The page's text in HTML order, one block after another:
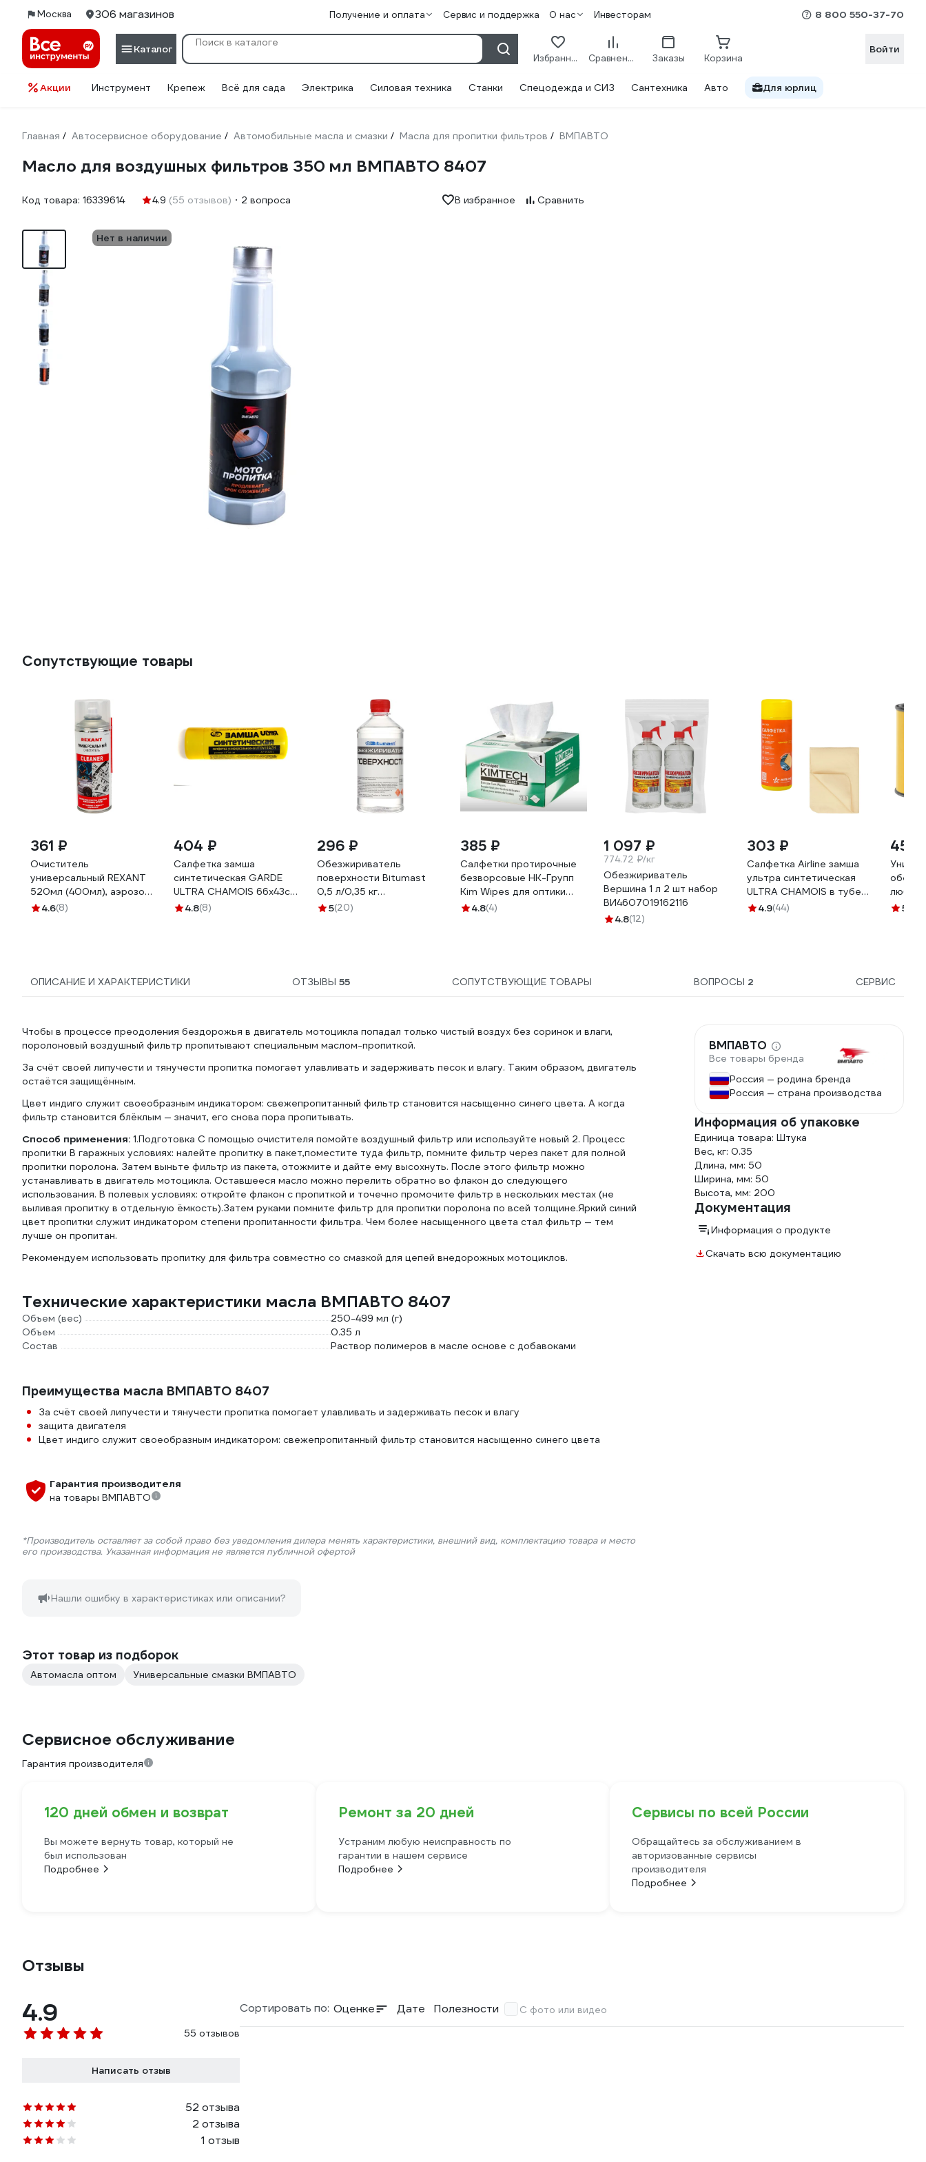
Москва 306 магазинов Получение и оплата Сервис и поддержка О нас Инвесторам 8 800 550-37-70
Каталог
Избранное Сравнение Заказы Корзина
Войти
Акции Инструмент Крепеж Всё для сада Электрика Силовая техника Станки Спецодежда и СИЗ Сантехника Авто Для юрлиц
Главная / Автосервисное оборудование / Автомобильные масла и смазки / Масла для пропитки фильтров / ВМПАВТО
Масло для воздушных фильтров 350 мл ВМПАВТО 8407
Код товара: 16339614 4.9 (55 отзывов) 2 вопроса В избранное Сравнить
Нет в наличии
Сопутствующие товары
361 ₽
Очиститель
универсальный REXANT
520мл (400мл), аэрозоль
85-0002
4.6(8)
404 ₽
Салфетка замша
синтетическая GARDE
ULTRA CHAMOIS 66x43см
в тубе UC6643
4.8(8)
296 ₽
Обезжириватель
поверхности Bitumast
0,5 л/0,35 кг
4607952901131
5(20)
385 ₽
Салфетки протирочные
безворсовые НК-Групп
Kim Wipes для оптики
(коробка 280шт) 000629
4.8(4)
1 097 ₽
774.72 ₽/кг
Обезжириватель
Вершина 1 л 2 шт набор
ВИ4607019162116
4.8(12)
303 ₽
Салфетка Airline замша
ультра синтетическая
ULTRA CHAMOIS в тубе
40х32 см AB-C-03
4.9(44)
455
любых
Elcon
5
ОПИСАНИЕ И ХАРАКТЕРИСТИКИ ОТЗЫВЫ 55 СОПУТСТВУЮЩИЕ ТОВАРЫ ВОПРОСЫ 2 СЕРВИС
Чтобы в процессе преодоления бездорожья в двигатель мотоцикла попадал только чистый воздух без соринок и влаги,
поролоновый воздушный фильтр пропитывают специальным маслом-пропиткой.
За счёт своей липучести и тянучести пропитка помогает улавливать и задерживать песок и влагу. Таким образом, двигатель
остаётся защищённым.
Цвет индиго служит своеобразным индикатором: свежепропитанный фильтр становится насыщенно синего цвета. А когда
фильтр становится блёклым — значит, его снова пора пропитывать.
Способ применения: 1.Подготовка С помощью очистителя помойте воздушный фильтр или используйте новый 2. Процесс
пропитки В гаражных условиях: налейте пропитку в пакет,поместите туда фильтр, помните фильтр через пакет для полной
пропитки поролона. Затем выньте фильтр из пакета, отожмите и дайте ему высохнуть. После этого фильтр можно
устанавливать в двигатель мотоцикла. Оставшееся масло можно перелить обратно во флакон до следующего
использования. В полевых условиях: откройте флакон с пропиткой и точечно промочите фильтр в нескольких местах (не
выливая пропитку в отдельную ёмкость).Затем руками помните фильтр для пропитки поролона по всей толщине.Яркий синий
цвет пропитки служит индикатором степени пропитанности фильтра. Чем более насыщенного цвета стал фильтр — тем
лучше он пропитан.
Рекомендуем использовать пропитку для фильтра совместно со смазкой для цепей внедорожных мотоциклов.
Технические характеристики масла ВМПАВТО 8407
Объем (вес)
250-499 мл (г)
Объем
0.35 л
Состав
Раствор полимеров в масле основе с добавоками
Преимущества масла ВМПАВТО 8407
За счёт своей липучести и тянучести пропитка помогает улавливать и задерживать песок и влагу
защита двигателя
Цвет индиго служит своеобразным индикатором: свежепропитанный фильтр становится насыщенно синего цвета
Гарантия производителя
на товары ВМПАВТО
*Производитель оставляет за собой право без уведомления дилера менять характеристики, внешний вид, комплектацию товара и место
его производства. Указанная информация не является публичной офертой
Нашли ошибку в характеристиках или описании?
ВМПАВТО
Все товары бренда
Россия — родина бренда
Россия — страна производства
Информация об упаковке
Единица товара: Штука
Вес, кг: 0.35
Длина, мм: 50
Ширина, мм: 50
Высота, мм: 200
Документация
Информация о продукте
Скачать всю документацию
Этот товар из подборок
Автомасла оптом Универсальные смазки ВМПАВТО
Сервисное обслуживание
Гарантия производителя
120 дней обмен и возврат
Вы можете вернуть товар, который не
был использован
Подробнее
Ремонт за 20 дней
Устраним любую неисправность по
гарантии в нашем сервисе
Подробнее
Сервисы по всей России
Обращайтесь за обслуживанием в
авторизованные сервисы
производителя
Подробнее
Отзывы
4.9
55 отзывов
Написать отзыв
52 отзыва
2 отзыва
1 отзыв
Сортировать по: Оценке Дате Полезности С фото или видео